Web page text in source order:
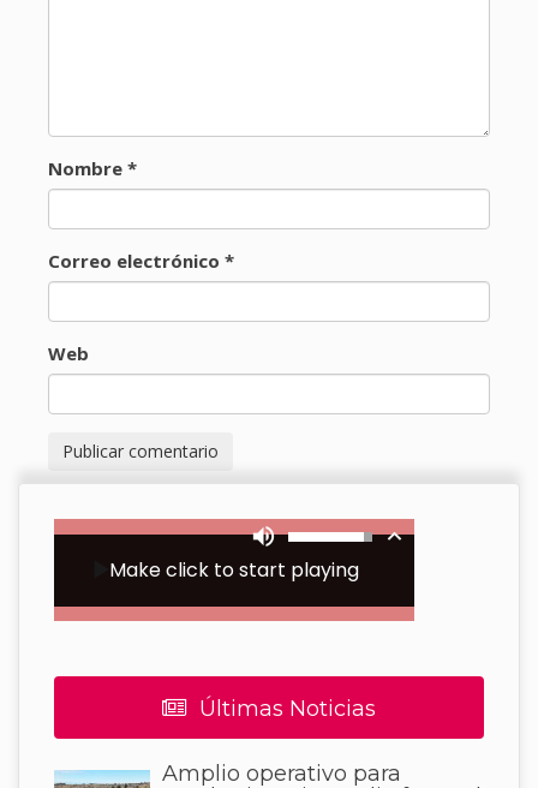
Nombre *
Correo electrónico *
Web
Últimas Noticias
Amplio operativo para